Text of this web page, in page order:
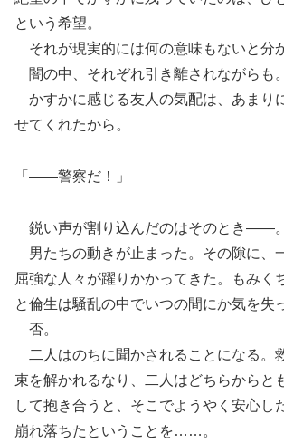
という希望。
それが現実的には何の意味もないと分
闇の中、それぞれ引き離されながらも。
かすかに感じる友人の気配は、あまり
せてくれたから。
「――警察だ！」
鋭い声が割り込んだのはそのとき――。
男たちの動きが止まった。その隙に、
屈強な人々が躍りかかってきた。もみく
と倫生は騒乱の中でいつの間にか気を失
否。
二人はのちに聞かされることになる。
束を解かれるなり、二人はどちらからと
して抱き合うと、そこでようやく安心し
崩れ落ちたということを……。